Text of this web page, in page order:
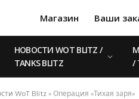
Магазин Ваши
НОВОСТИ WOT BLITZ /
TANKS BLITZ
/
WoT Blitz »Операция «Тихая заря»